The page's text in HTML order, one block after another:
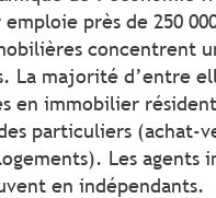
près de 250
concentrent
La majorité d’entre
en immobilier
particuliers (achat-
Les agents
en indépendants.